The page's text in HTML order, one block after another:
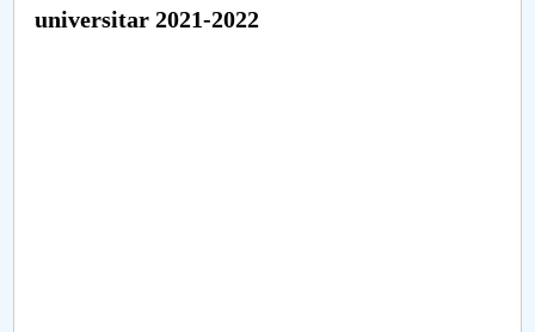
universitar 2021-2022